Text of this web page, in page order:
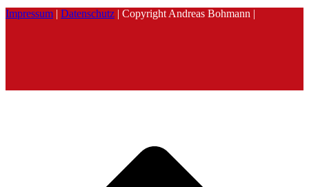
Impressum | Datenschutz | Copyright Andreas Bohmann |